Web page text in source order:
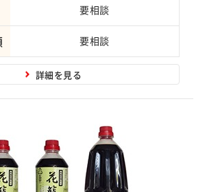
要相談
要相談
詳細を見る